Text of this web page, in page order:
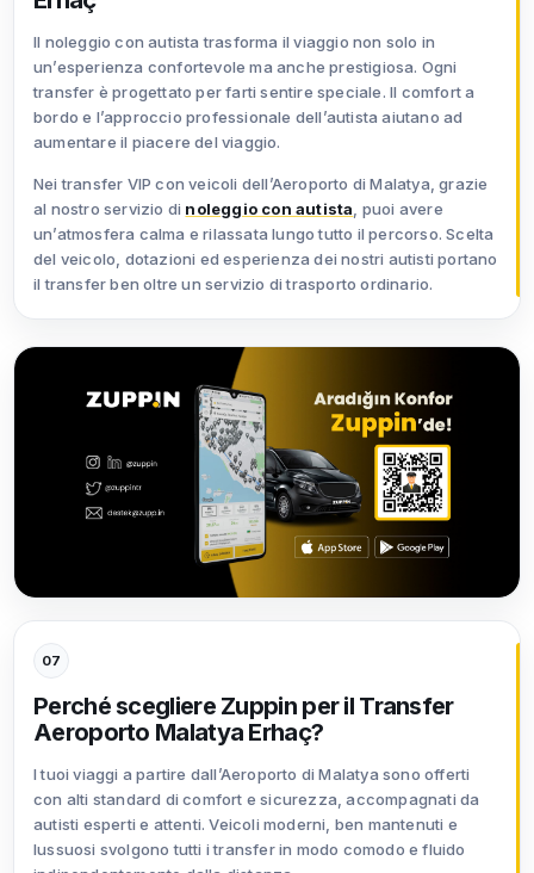
Il noleggio con autista trasforma il viaggio non solo in
un’esperienza confortevole ma anche prestigiosa. Ogni
transfer è progettato per farti sentire speciale. Il comfort a
bordo e l’approccio professionale dell’autista aiutano ad
aumentare il piacere del viaggio.
Nei transfer VIP con veicoli dell’Aeroporto di Malatya, grazie
al nostro servizio di noleggio con autista , puoi avere
un’atmosfera calma e rilassata lungo tutto il percorso. Scelta
del veicolo, dotazioni ed esperienza dei nostri autisti portano
il transfer ben oltre un servizio di trasporto ordinario.
07
Perché scegliere Zuppin per il Transfer
Aeroporto Malatya Erhaç?
I tuoi viaggi a partire dall’Aeroporto di Malatya sono offerti
con alti standard di comfort e sicurezza, accompagnati da
autisti esperti e attenti. Veicoli moderni, ben mantenuti e
lussuosi svolgono tutti i transfer in modo comodo e fluido